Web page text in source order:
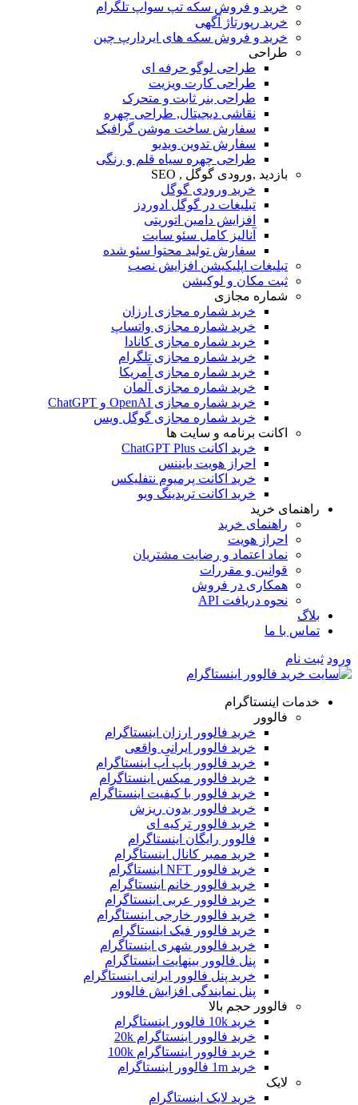
خرید و فروش سکه تپ سواپ تلگرام
خرید رپورتاژ آگهی
خرید و فروش سکه های ایردارپ چین
طراحی
طراحی لوگو حرفه ای
طراحی کارت ویزیت
طراحی بنر ثابت و متحرک
نقاشی دیجیتال, طراحی چهره
سفارش ساخت موشن گرافیک
سفارش تدوین ویدیو
طراحی چهره سیاه قلم و رنگی
بازدید ,ورودی گوگل , SEO
خرید ورودی گوگل
تبلیغات در گوگل ادوردز
افزایش دامین اتوریتی
آنالیز کامل سئو سایت
سفارش تولید محتوا سئو شده
تبلیغات اپلیکیشن افزایش نصب
ثبت مکان و لوکیشن
شماره مجازی
خرید شماره مجازی ارزان
خرید شماره مجازی واتساپ
خرید شماره مجازی کانادا
خرید شماره مجازی تلگرام
خرید شماره مجازی آمریکا
خرید شماره مجازی آلمان
خرید شماره مجازی OpenAI و ChatGPT
خرید شماره مجازی گوگل ویس
اکانت برنامه و سایت ها
خرید اکانت ChatGPT Plus
احراز هویت بایننس
خرید اکانت پرمیوم نتفلیکس
خرید اکانت تریدینگ ویو
خرید
راهنمای خرید
احراز هویت
نماد اعتماد و رضایت مشتریان
قوانین و مقررات
همکاری در فروش
نحوه دریافت API
با ما
نام
اینستاگرام
خرید فالوور ارزان اینستاگرام
خرید فالوور ایرانی واقعی
خرید فالوور پاپ آپ اینستاگرام
خرید فالوور میکس اینستاگرام
خرید فالوور با کیفیت اینستاگرام
خرید فالوور بدون ریزش
خرید فالوور ترکیه ای
فالوور رایگان اینستاگرام
خرید ممبر کانال اینستاگرام
خرید فالوور NFT اینستاگرام
خرید فالوور خانم اینستاگرام
خرید فالوور عربی اینستاگرام
خرید فالوور خارجی اینستاگرام
خرید فالوور فیک اینستاگرام
خرید فالوور شهری اینستاگرام
پنل فالوور بینهایت اینستاگرام
خرید پنل فالوور ایرانی اینستاگرام
پنل نمایندگی افزایش فالوور
فالوور حجم بالا
خرید فالوور اینستاگرام 20k
خرید فالوور اینستاگرام 100k
خرید لایک اینستاگرام